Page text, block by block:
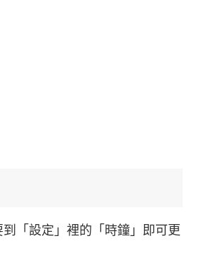
「設定」裡的「時鐘」即可更